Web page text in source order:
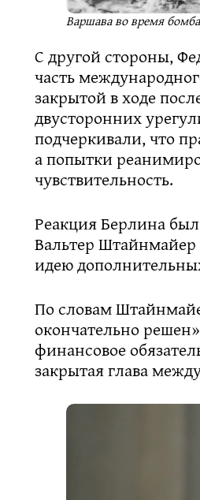
Варшава во время
С другой стороны,
часть
закрытой в ходе
двусторонних
подчеркивали, что
а попытки
чувствительность.
Реакция Берлина
Вальтер
идею
По словам
окончательно
финансовое
закрытая глава